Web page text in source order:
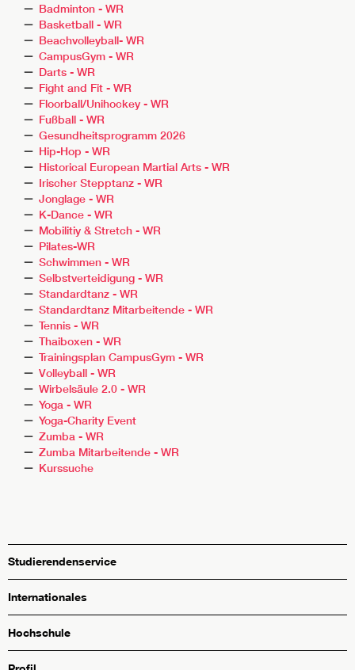
Badminton - WR
Basketball - WR
Beachvolleyball- WR
CampusGym - WR
Darts - WR
Fight and Fit - WR
Floorball/Unihockey - WR
Fußball - WR
Gesundheitsprogramm 2026
Hip-Hop - WR
Historical European Martial Arts - WR
Irischer Stepptanz - WR
Jonglage - WR
K-Dance - WR
Mobilitiy & Stretch - WR
Pilates-WR
Schwimmen - WR
Selbstverteidigung - WR
Standardtanz - WR
Standardtanz Mitarbeitende - WR
Tennis - WR
Thaiboxen - WR
Trainingsplan CampusGym - WR
Volleyball - WR
Wirbelsäule 2.0 - WR
Yoga - WR
Yoga-Charity Event
Zumba - WR
Zumba Mitarbeitende - WR
Kurssuche
Studierendenservice
Internationales
Hochschule